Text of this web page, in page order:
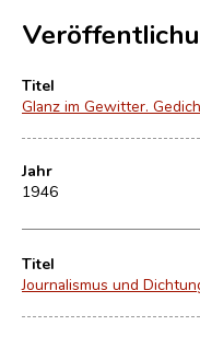
Titel
Glanz im Gewitter.
Jahr
1946
Titel
Journalismus und